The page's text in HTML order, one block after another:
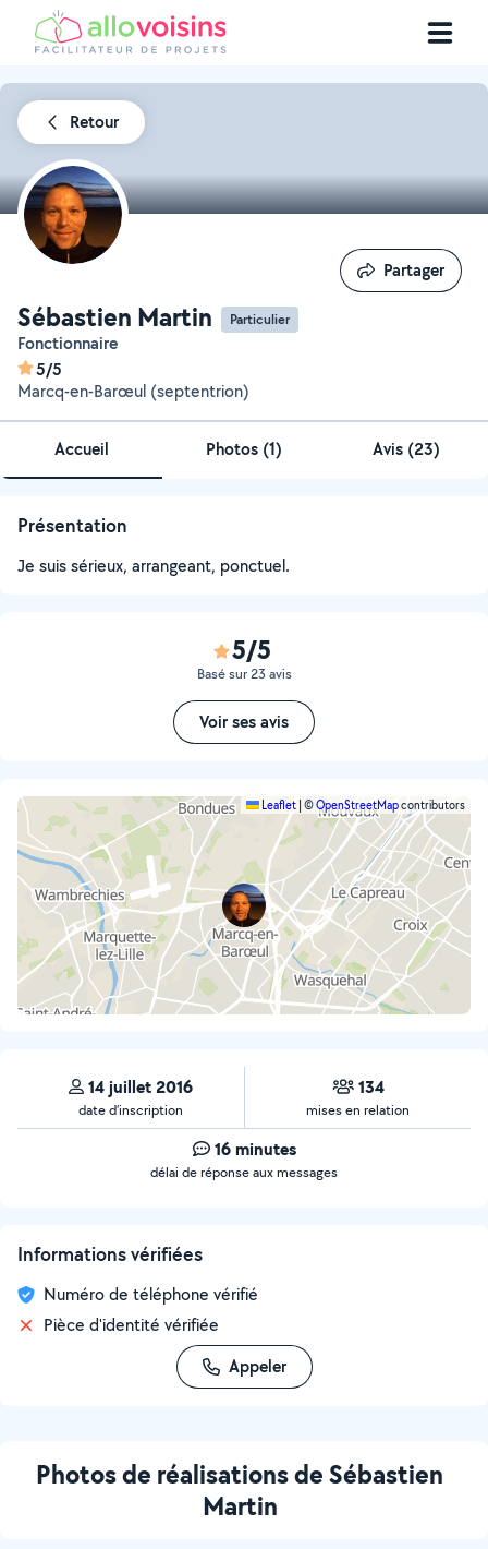
Retour
Sébastien Martin Particulier
Fonctionnaire
5/5
Marcq-en-Barœul (septentrion)
Partager
Partager
Accueil Photos (1) Avis (23)
Présentation
Je suis sérieux, arrangeant, ponctuel.
5/5
Basé sur 23 avis
Voir ses avis
Leaflet ©OpenStreetMapcontributors
14 juillet 2016
date d’inscription
134
mises en relation
16 minutes
délai de réponse aux messages
Informations vérifiées
Numéro de téléphone vérifié
Pièce d'identité vérifiée
Appeler
Photos de réalisations de Sébastien
Martin